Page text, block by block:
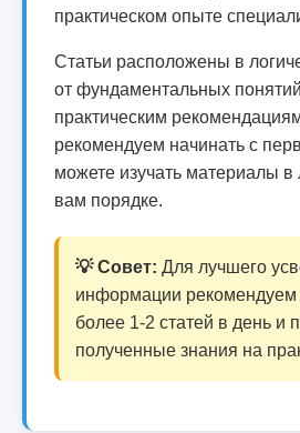
практическом опыте
Статьи расположены в
от фундаментальных
практическим
рекомендуем начинать с
можете изучать материалы
вам порядке.
💡 Совет: Для лучшего
информации рекомендуем
более 1-2 статей в день и
полученные знания на